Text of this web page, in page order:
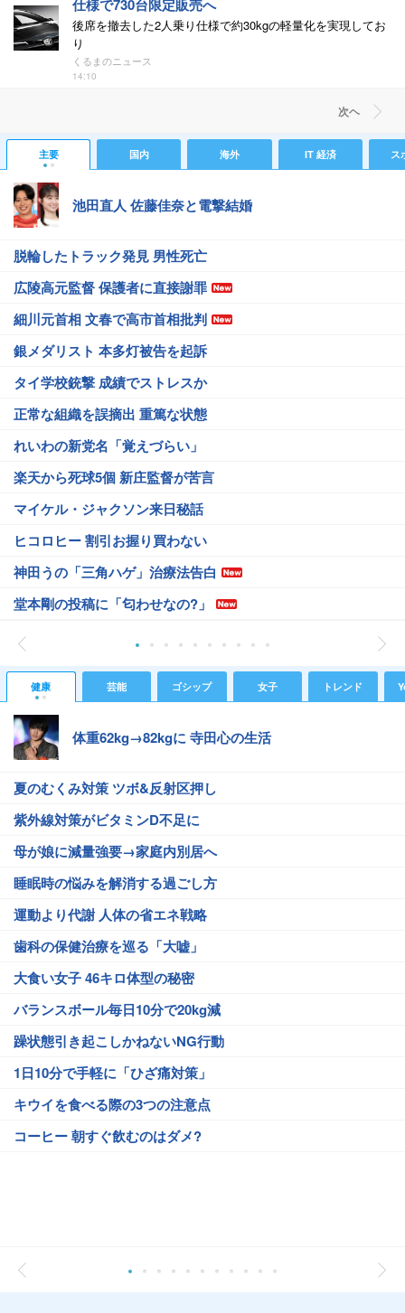
仕様で730台限定販売へ
後席を撤去した2人乗り仕様で約30kgの軽量化を実現してお
り
くるまのニュース
14:10
次ヘ
主要 国内 海外 IT 経済 ス
池田直人 佐藤佳奈と電撃結婚
脱輪したトラック発見 男性死亡
広陵高元監督 保護者に直接謝罪
細川元首相 文春で高市首相批判
銀メダリスト 本多灯被告を起訴
タイ学校銃撃 成績でストレスか
正常な組織を誤摘出 重篤な状態
れいわの新党名「覚えづらい」
楽天から死球5個 新庄監督が苦言
マイケル・ジャクソン来日秘話
ヒコロヒー 割引お握り買わない
神田うの「三角ハゲ」治療法告白
堂本剛の投稿に「匂わせなの?」
健康 芸能 ゴシップ 女子 トレンド
体重62kg→82kgに 寺田心の生活
夏のむくみ対策 ツボ&反射区押し
紫外線対策がビタミンD不足に
母が娘に減量強要→家庭内別居へ
睡眠時の悩みを解消する過ごし方
運動より代謝 人体の省エネ戦略
歯科の保健治療を巡る「大嘘」
大食い女子 46キロ体型の秘密
バランスボール毎日10分で20kg減
躁状態引き起こしかねないNG行動
1日10分で手軽に「ひざ痛対策」
キウイを食べる際の3つの注意点
コーヒー 朝すぐ飲むのはダメ?